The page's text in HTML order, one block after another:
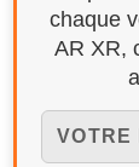
chaque
AR XR,